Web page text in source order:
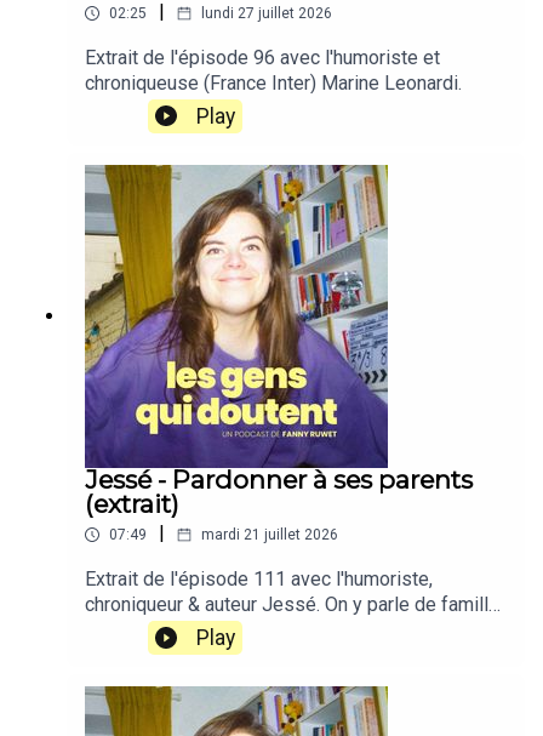
02:25 lundi 27 juillet 2026
Extrait de l'épisode 96 avec l'humoriste et
chroniqueuse (France Inter) Marine Leonardi.
Play
Jessé - Pardonner à ses parents
(extrait)
07:49 mardi 21 juillet 2026
Extrait de l'épisode 111 avec l'humoriste,
chroniqueur & auteur Jessé. On y parle de famille
et de son roman Les bateaux sur la terrasse.
Play